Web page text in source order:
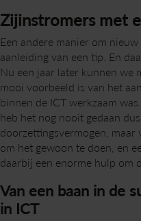
Zijinstromers met
Een andere manier om
aanleiding van een tip. En
Nu een jaar later kunnen we
mooi voorbeeld is van het
binnen de ICT werkzaam
heb het nog nooit gedaan
doorzettingsvermogen,
om het gewoon te doen, en
daarbij een enorme hulp om
Van een baan in de
in ICT